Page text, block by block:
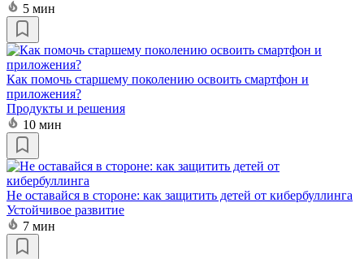
5 мин
Как помочь старшему поколению освоить смартфон и
приложения?
Продукты и решения
10 мин
Не оставайся в стороне: как защитить детей от кибербуллинга
Устойчивое развитие
7 мин